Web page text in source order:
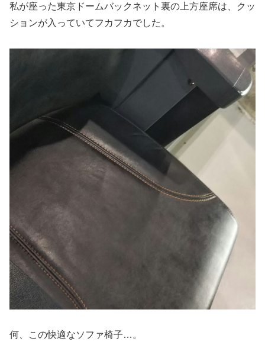
私が座った東京ドームバックネット裏の上方座席は、クッ
ションが入っていてフカフカでした。
何、この快適なソファ椅子…。